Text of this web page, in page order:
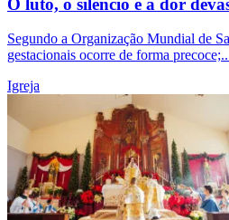
Segundo a Organização Mundial de
gestacionais ocorre de forma
Igreja